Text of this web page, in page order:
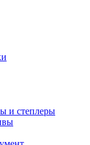
и степлеры